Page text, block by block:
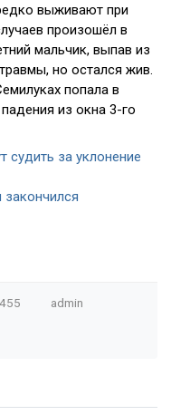
выживают при
произошёл в
мальчик, выпав из
но остался жив.
попала в
из окна 3-го
судить за уклонение
455
admin